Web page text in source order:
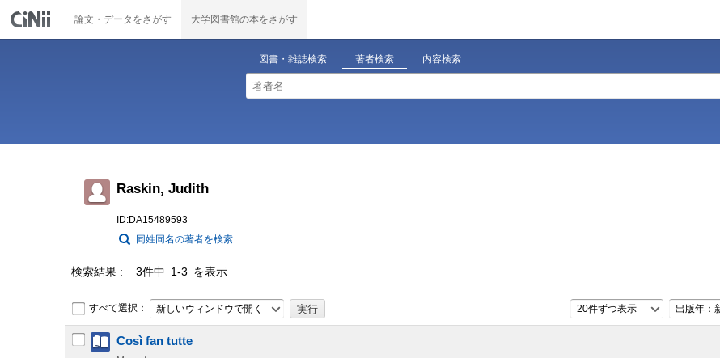
論文・データをさがす 大学図書館の本をさがす
図書・雑誌検索 著者検索 内容検索
Raskin, Judith
ID:DA15489593
同姓同名の著者を検索
検索結果 3件中 1-3 を表示
すべて選択： 新しいウィンドウで開く 20件ずつ表示 出版年：
Così fan tutte